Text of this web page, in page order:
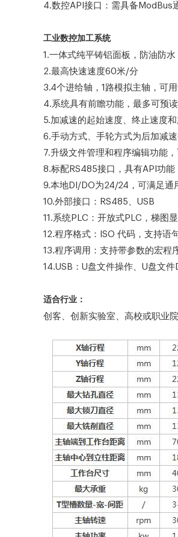
4.数控API接口：需具备ModBus
工业数控加工系统
1.一体式纯平铸铝面板，防油防水
2.最高快速速度60米/分
3.4个进给轴，1路模拟主轴，可
4.系统具有前瞻功能，最多可预
5.加减速的起始速度、终止速度
6.手动方式、手轮方式为后加减
7.升级文件管理和程序编辑功能
8.标配RS485接口，具有API功能
9.本地DI/DO为24/24，可满足通
10.外部接口：RS485、USB
11.系统PLC：开放式PLC，梯图
12.程序格式：ISO 代码，支持语
13.程序调用：支持带参数的宏程
14.USB：U盘文件操作、U盘文
适合行业：
创客、创新实验室、高校或职业